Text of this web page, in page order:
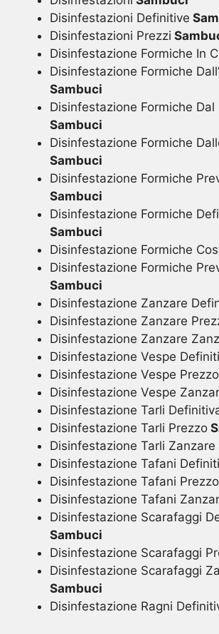
Disinfestazioni Definitive
Disinfestazioni Prezzi
Disinfestazione Formiche In
Disinfestazione Formiche
Sambuci
Disinfestazione Formiche
Sambuci
Disinfestazione Formiche
Sambuci
Disinfestazione Formiche
Sambuci
Disinfestazione Formiche
Sambuci
Disinfestazione Formiche
Disinfestazione Formiche
Sambuci
Disinfestazione Zanzare
Disinfestazione Zanzare
Disinfestazione Zanzare
Disinfestazione Vespe
Disinfestazione Vespe Prezzo
Disinfestazione Vespe
Disinfestazione Tarli
Disinfestazione Tarli Prezzo
Disinfestazione Tarli Zanzare
Disinfestazione Tafani
Disinfestazione Tafani Prezzo
Disinfestazione Tafani
Disinfestazione Scarafaggi
Sambuci
Disinfestazione Scarafaggi
Disinfestazione Scarafaggi
Sambuci
Disinfestazione Ragni